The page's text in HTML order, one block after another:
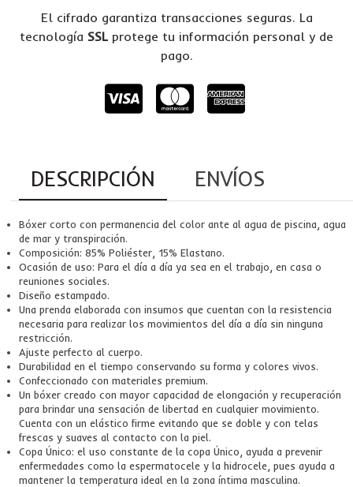
El cifrado garantiza transacciones seguras. La
tecnología SSL protege tu información personal y de
pago.
DESCRIPCIÓN ENVÍOS
Bóxer corto con permanencia del color ante al agua de piscina, agua
de mar y transpiración.
Composición: 85% Poliéster, 15% Elastano.
Ocasión de uso: Para el día a día ya sea en el trabajo, en casa o
reuniones sociales.
Diseño estampado.
Una prenda elaborada con insumos que cuentan con la resistencia
necesaria para realizar los movimientos del día a día sin ninguna
restricción.
Ajuste perfecto al cuerpo.
Durabilidad en el tiempo conservando su forma y colores vivos.
Confeccionado con materiales premium.
Un bóxer creado con mayor capacidad de elongación y recuperación
para brindar una sensación de libertad en cualquier movimiento.
Cuenta con un elástico firme evitando que se doble y con telas
frescas y suaves al contacto con la piel.
Copa Único: el uso constante de la copa Único, ayuda a prevenir
enfermedades como la espermatocele y la hidrocele, pues ayuda a
mantener la temperatura ideal en la zona íntima masculina.